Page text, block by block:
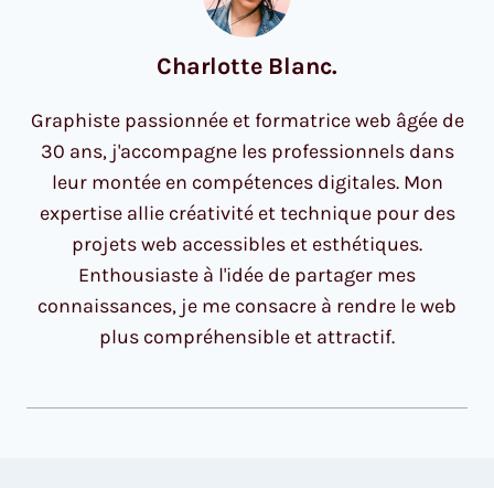
Charlotte Blanc.
Graphiste passionnée et formatrice web âgée de
30 ans, j'accompagne les professionnels dans
leur montée en compétences digitales. Mon
expertise allie créativité et technique pour des
projets web accessibles et esthétiques.
Enthousiaste à l'idée de partager mes
connaissances, je me consacre à rendre le web
plus compréhensible et attractif.